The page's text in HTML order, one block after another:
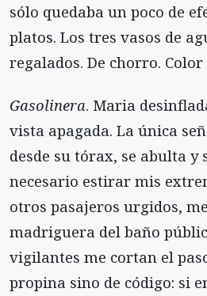
sólo quedaba un poco de
platos. Los tres vasos de
regalados. De chorro.
Gasolinera. Maria
vista apagada. La única
desde su tórax, se abulta y
necesario estirar mis
otros pasajeros urgidos,
madriguera del baño
vigilantes me cortan el
propina sino de código: si